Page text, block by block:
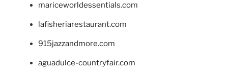
mariceworldessentials.com
lafisheriarestaurant.com
915jazzandmore.com
aguadulce-countryfair.com